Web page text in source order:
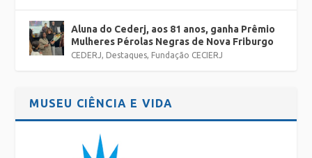
Aluna do Cederj, aos 81 anos, ganha Prêmio
Mulheres Pérolas Negras de Nova Friburgo
CEDERJ, Destaques, Fundação CECIERJ
MUSEU CIÊNCIA E VIDA